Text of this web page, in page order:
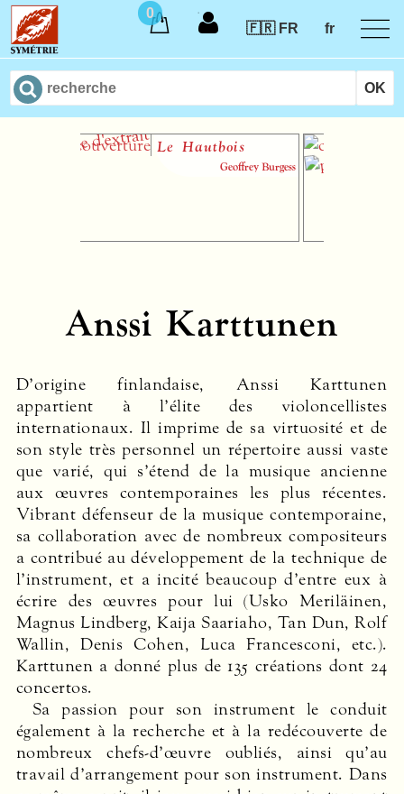
0
🇫🇷 FR
fr
Le Hautbois
Geoffrey Burgess
Anssi Karttunen
D’origine finlandaise, Anssi Karttunen
appartient à l’élite des violoncellistes
internationaux. Il imprime de sa virtuosité et de
son style très personnel un répertoire aussi vaste
que varié, qui s’étend de la musique ancienne
aux œuvres contemporaines les plus récentes.
Vibrant défenseur de la musique contemporaine,
sa collaboration avec de nombreux compositeurs
a contribué au développement de la technique de
l’instrument, et a incité beaucoup d’entre eux à
écrire des œuvres pour lui (Usko Meriläinen,
Magnus Lindberg, Kaija Saariaho, Tan Dun, Rolf
Wallin, Denis Cohen, Luca Francesconi, etc.).
Karttunen a donné plus de 135 créations dont 24
concertos.
Sa passion pour son instrument le conduit
également à la recherche et à la redécouverte de
nombreux chefs-d’œuvre oubliés, ainsi qu’au
travail d’arrangement pour son instrument. Dans